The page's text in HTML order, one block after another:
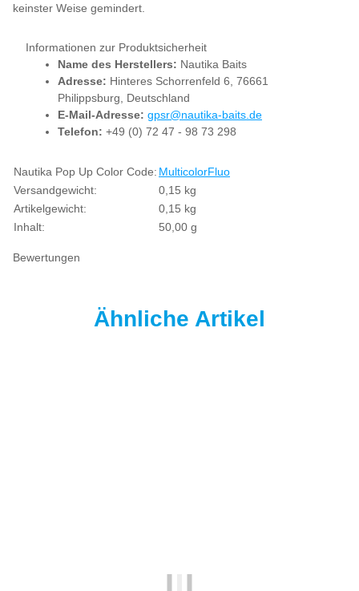
keinster Weise gemindert.
Informationen zur Produktsicherheit
Name des Herstellers: Nautika Baits
Adresse: Hinteres Schorrenfeld 6, 76661
Philippsburg, Deutschland
E-Mail-Adresse: gpsr@nautika-baits.de
Telefon: +49 (0) 72 47 - 98 73 298
Produkteigenschaft
Wert
Nautika Pop Up Color Code: MulticolorFluo
Versandgewicht:
0,15 kg
Artikelgewicht:
0,15 kg
Inhalt:
50,00 g
Bewertungen
Ähnliche Artikel